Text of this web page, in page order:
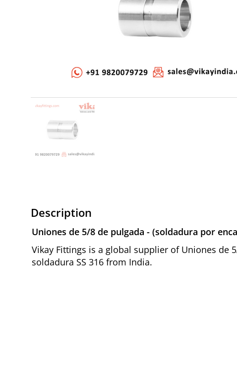
Description
Uniones de 5/8 de pulgada - (soldadura por
Vikay Fittings is a global supplier of Uniones de
soldadura SS 316 from India.